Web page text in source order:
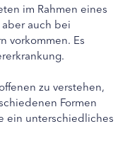
im Rahmen eines
auch bei
vorkommen. Es
zu verstehen,
Formen
ein unterschiedliches